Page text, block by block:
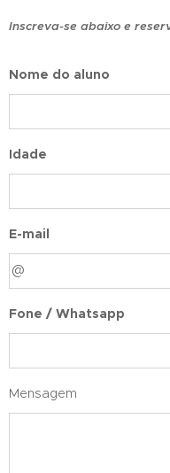
Inscreva-se abaixo e
Nome do aluno
Idade
E-mail
Fone / Whatsapp
Mensagem